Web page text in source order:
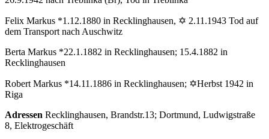
Felix Markus *1.12.1880 in Recklinghausen, ✡ 2.11.1943 Tod auf
dem Transport nach Auschwitz
Berta Markus *22.1.1882 in Recklinghausen; 15.4.1882 in
Recklinghausen
Robert Markus *14.11.1886 in Recklinghausen; ✡Herbst 1942 in
Riga
Adressen Recklinghausen, Brandstr.13; Dortmund, Ludwigstraße
8, Elektrogeschäft